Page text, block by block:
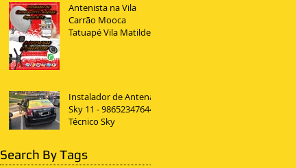
Antenista na Vila
Carrão Mooca
Tatuapé Vila Matilde
Instalador de Antena
Sky 11 - 98652347644
Técnico Sky
Search By Tags